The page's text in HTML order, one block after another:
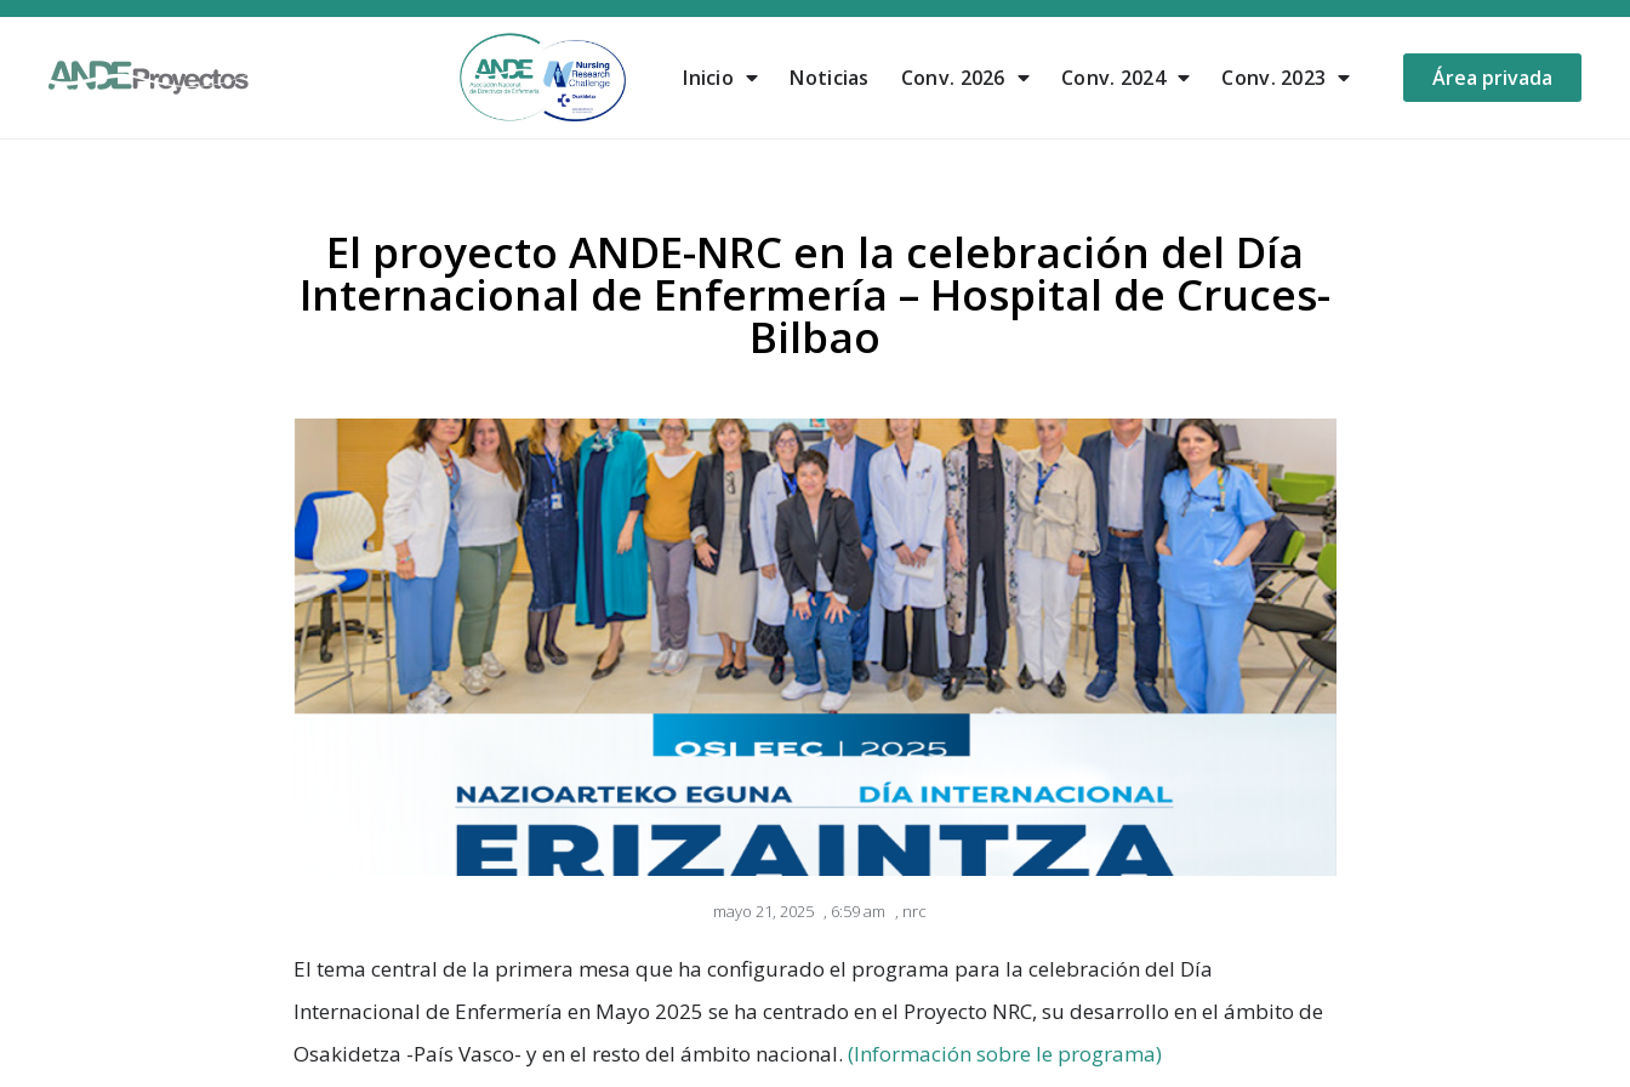
Inicio Noticias Conv. 2026 Conv. 2024 Conv. 2023 Área privada
El proyecto ANDE-NRC en la celebración del Día
Internacional de Enfermería – Hospital de Cruces-
Bilbao
mayo 21, 2025 , 6:59 am , nrc
El tema central de la primera mesa que ha configurado el programa para la celebración del Día
Internacional de Enfermería en Mayo 2025 se ha centrado en el Proyecto NRC, su desarrollo en el ámbito de
Osakidetza -País Vasco- y en el resto del ámbito nacional. (Información sobre le programa)